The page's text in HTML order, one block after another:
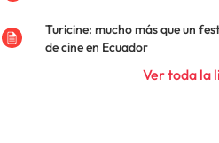
Turicine: mucho más que un
de cine en Ecuador
Ver toda la